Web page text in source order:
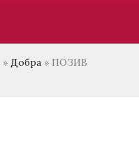
» Добра » ПОЗИВ